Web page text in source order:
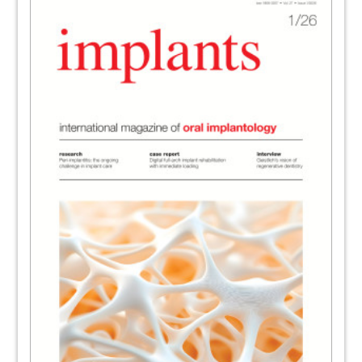
47th DGZI International Annual Congress
Dr Georg Bach, Germany
Dr Rolf Vollmer, Germany
Hot programme for EAO meeting in Madrid
Dental Tribune International
OEMUS MEDIA AG RE
“Science meets Practice” Frankfurt
Implantology Days 2018
Redaktion